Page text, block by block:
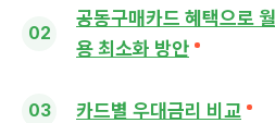
공동구매카드 혜택으로
용 최소화 방안
카드별 우대금리 비교